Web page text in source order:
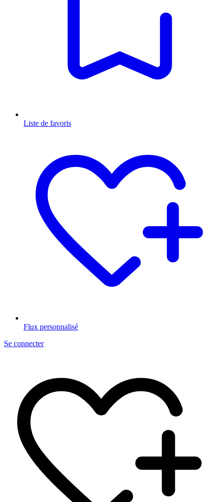
Liste de favoris
Flux personnalisé
Se connecter